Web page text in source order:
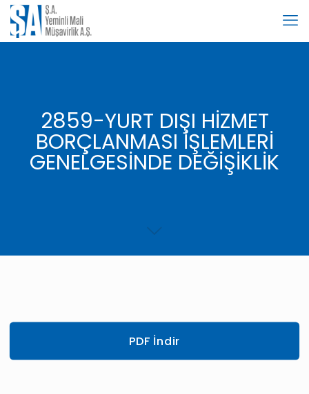
2859-YURT DIŞI HİZMET
BORÇLANMASI İŞLEMLERİ
GENELGESİNDE DEĞİŞİKLİK
PDF İndir